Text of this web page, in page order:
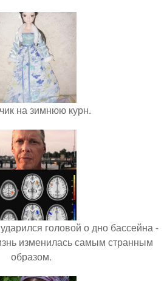
на зимнюю курн.
головой о дно бассейна -
изменилась самым странным
образом.